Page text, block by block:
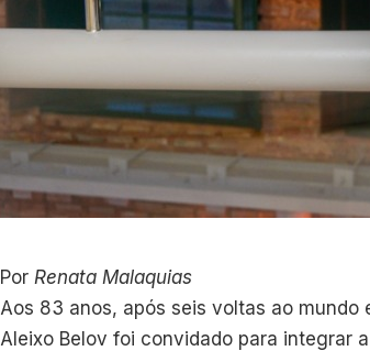
Por Renata Malaquias
Aos 83 anos, após seis voltas ao
Aleixo Belov foi convidado para integrar